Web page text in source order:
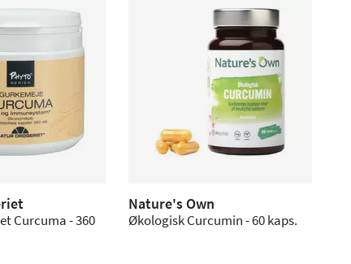
Curcuma - 360
Nature's Own
Økologisk Curcumin - 60 kaps.